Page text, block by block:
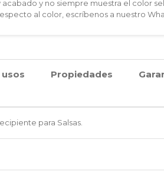
para
y no siempre muestra el color
al color, escríbenos a nuestro
Propiedades
para Salsas.